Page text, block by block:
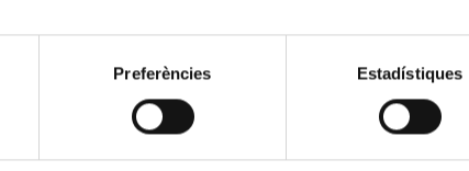
Preferències Estadístiques